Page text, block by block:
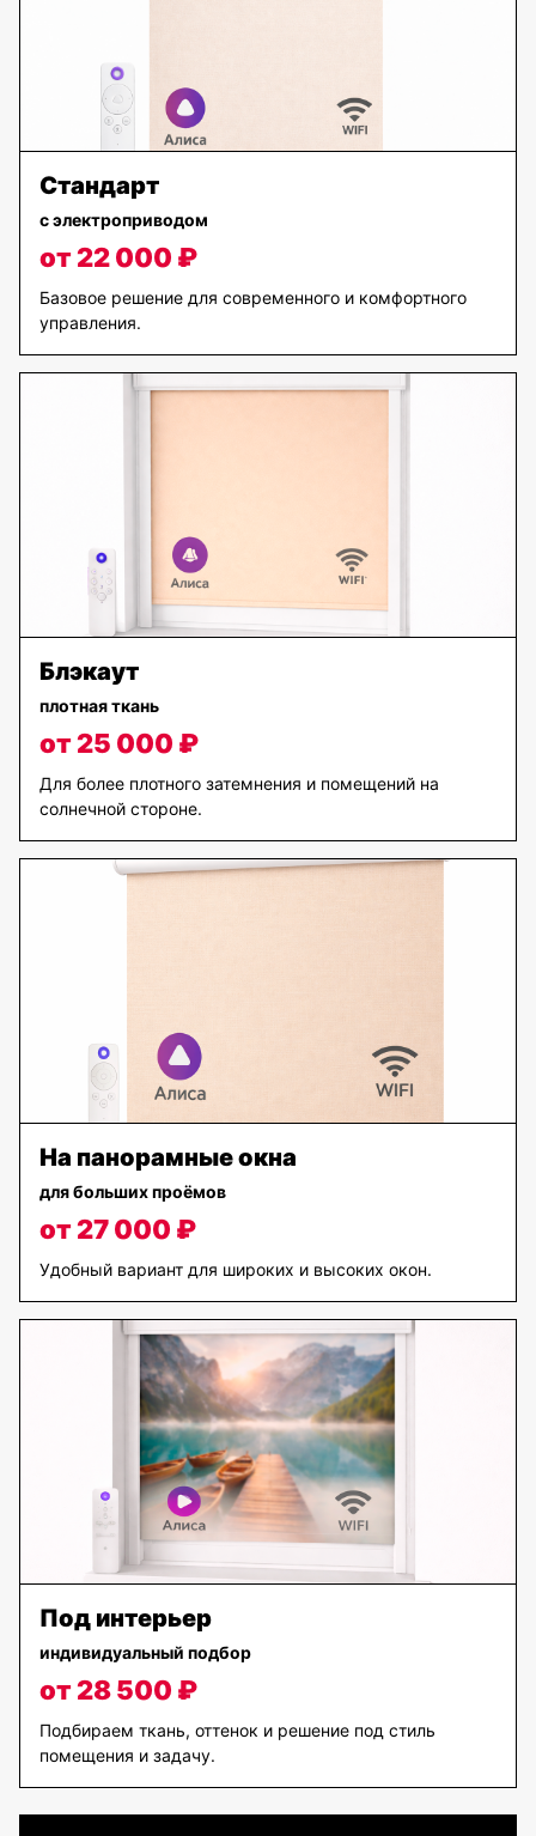
Стандарт
с электроприводом
от 22 000 ₽
Базовое решение для современного и комфортного
управления.
Блэкаут
плотная ткань
от 25 000 ₽
Для более плотного затемнения и помещений на
солнечной стороне.
На панорамные окна
для больших проёмов
от 27 000 ₽
Удобный вариант для широких и высоких окон.
Под интерьер
индивидуальный подбор
от 28 500 ₽
Подбираем ткань, оттенок и решение под стиль
помещения и задачу.